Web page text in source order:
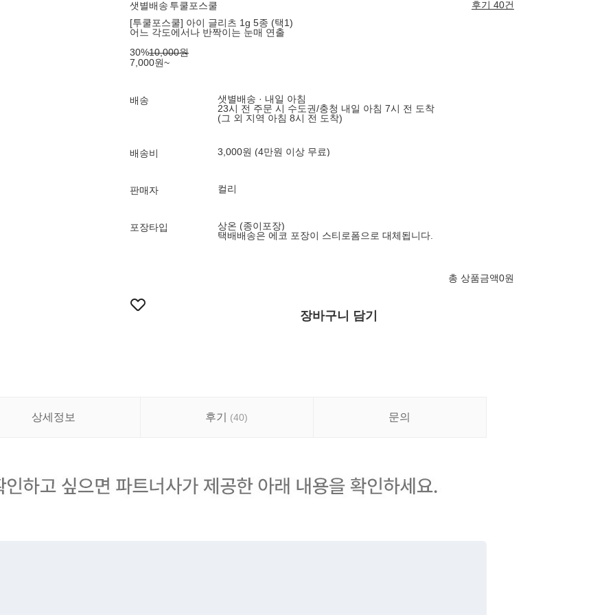
샛별배송 투쿨포스쿨
후기 40건
[투쿨포스쿨] 아이 글리츠 1g 5종 (택1)
어느 각도에서나 반짝이는 눈매 연출
30%10,000원
7,000원~
배송
샛별배송 · 내일 아침
23시 전 주문 시 수도권/충청 내일 아침 7시 전 도착
(그 외 지역 아침 8시 전 도착)
배송비 3,000원 (4만원 이상 무료)
판매자 컬리
포장타입
상온 (종이포장)
택배배송은 에코 포장이 스티로폼으로 대체됩니다.
총 상품금액0원
장바구니 담기
상세정보 후기 (40) 문의